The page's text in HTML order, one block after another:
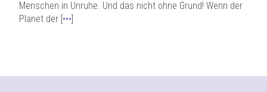
Menschen in Unruhe. Und das nicht ohne Grund! Wenn der
Planet der [ •••